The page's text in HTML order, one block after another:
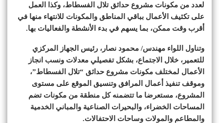
لعدد من مكونات مشروع حدائق تلال الفسطاط، وكذا العمل
على تكثيف الأعمال بباقي المناطق والمكونات للانتهاء منها في
أقرب وقت ممكن، بما يسهم في بدء الأنشطة والفعاليات بها.
وتناول اللواء مهندس/ محمود نصار، رئيس الجهاز المركزي
للتعمير، خلال الاجتماع، بشكل تفصيلي معدلات ونسب انجاز
الأعمال لمختلف مكونات مشروع حدائق “تلال الفسطاط”،
وموقف تنفيذ أعمال المرافق وتنسيق الموقع على مستوى
المشروع، مستعرضا ما تتضمنه كل منطقة من مكونات تضم
المساحات الخضراء، والبحيرات الصناعية والمباني الخدمية
والمطاعم والمولات وساحات الاحتفالات.